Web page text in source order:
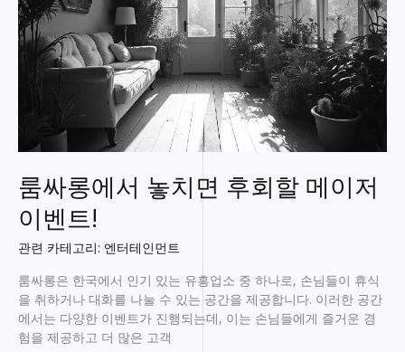
룸싸롱에서 놓치면 후회할 메이저
이벤트!
관련 카테고리: 엔터테인먼트
룸싸롱은 한국에서 인기 있는 유흥업소 중 하나로, 손님들이 휴식
을 취하거나 대화를 나눌 수 있는 공간을 제공합니다. 이러한 공간
에서는 다양한 이벤트가 진행되는데, 이는 손님들에게 즐거운 경
험을 제공하고 더 많은 고객